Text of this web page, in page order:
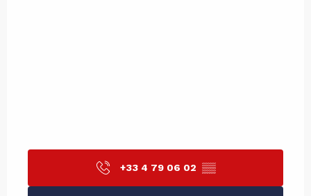
+33 4 79 06 02 ▒▒